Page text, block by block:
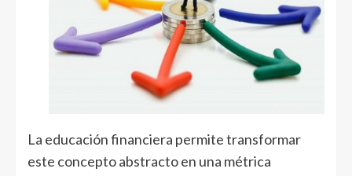
La educación financiera permite transformar
este concepto abstracto en una métrica